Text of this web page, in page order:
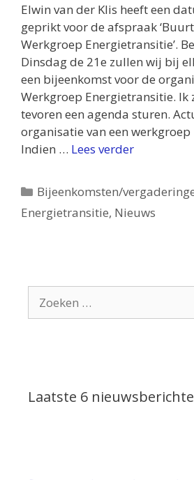
Elwin van der Klis heeft een
geprikt voor de afspraak
Werkgroep Energietransitie’.
Dinsdag de 21e zullen wij bij
een bijeenkomst voor de
Werkgroep Energietransitie. Ik
tevoren een agenda sturen.
organisatie van een
Indien … Lees verder
Categorieën
Bijeenkomsten/
Energietransitie, Nieuws
naar:
Laatste 6